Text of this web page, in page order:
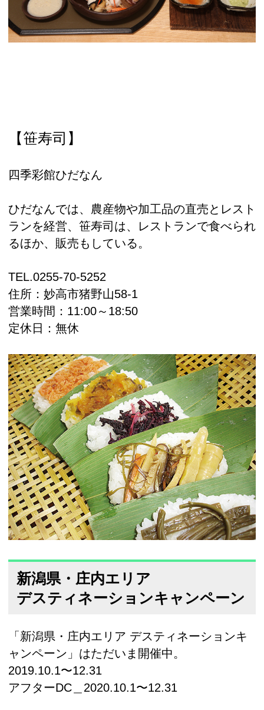
【笹寿司】
四季彩館ひだなん
ひだなんでは、農産物や加工品の直売とレスト
ランを経営、笹寿司は、レストランで食べられ
るほか、販売もしている。
TEL.0255-70-5252
住所： 妙高市猪野山58-1
営業時間：11:00～18:50
定休日： 無休
新潟県・庄内エリア
デスティネーションキャンペーン
「新潟県・庄内エリア デスティネーションキ
ャンペーン」はただいま開催中。
2019.10.1〜12.31
アフターDC＿2020.10.1〜12.31